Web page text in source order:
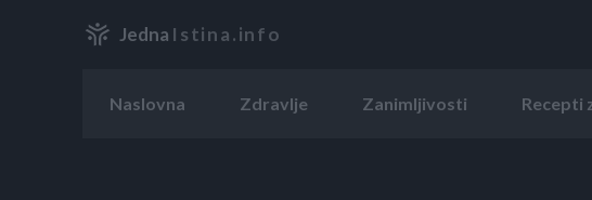
Jedna Istina.info
Naslovna Zdravlje Zanimljivosti Recepti